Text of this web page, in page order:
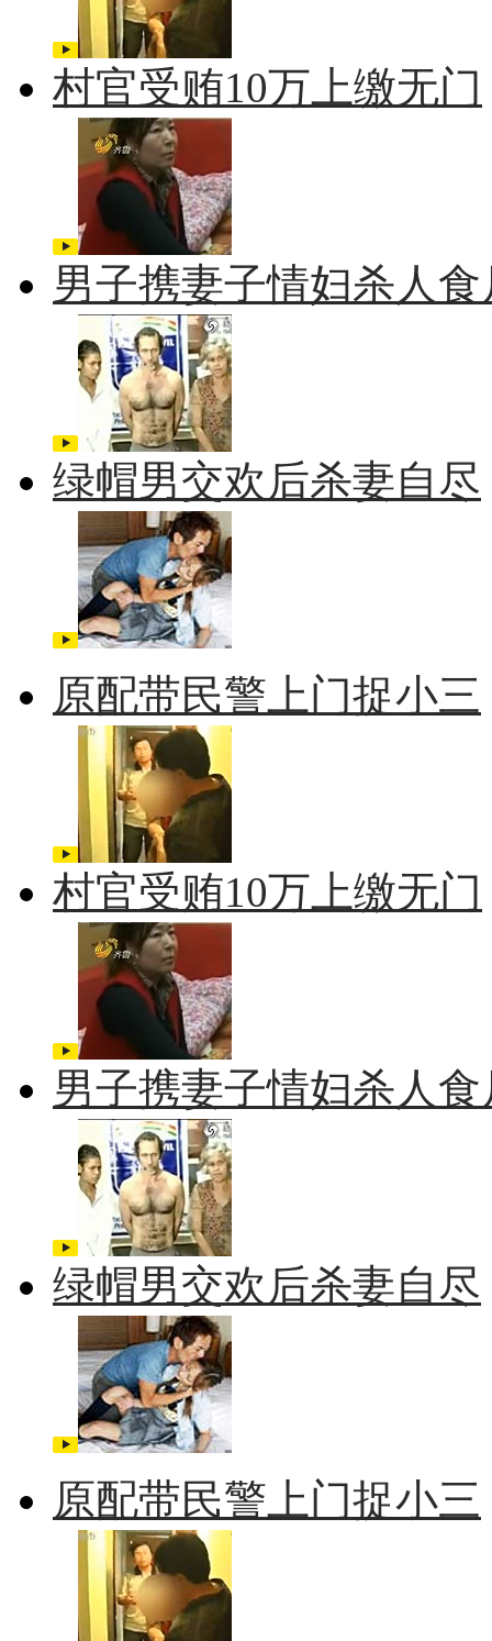
村官受贿10万上缴无门
男子携妻子情妇杀人食
绿帽男交欢后杀妻自尽
原配带民警上门捉小三
村官受贿10万上缴无门
男子携妻子情妇杀人食
绿帽男交欢后杀妻自尽
原配带民警上门捉小三